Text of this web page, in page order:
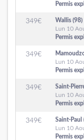
Permis
349€
Wallis (98)
Lun 10
Permis
349€
Lun 10
Permis
349€
Saint-
Lun 10
Permis
349€
Saint-Paul
Lun 10
Permis